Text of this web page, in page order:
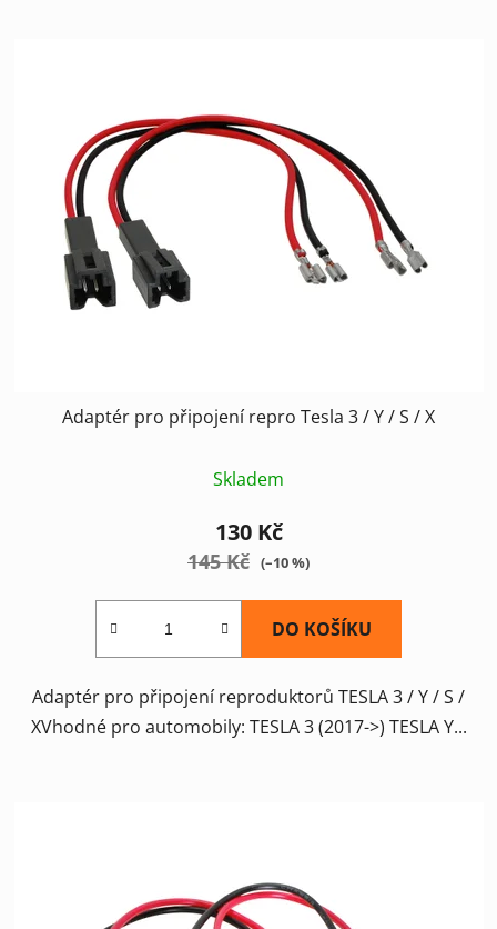
Adaptér pro připojení repro Tesla 3 / Y / S / X
Skladem
130 Kč
145 Kč (–10 %)
DO KOŠÍKU
Adaptér pro připojení reproduktorů TESLA 3 / Y / S /
XVhodné pro automobily: TESLA 3 (2017->) TESLA Y...